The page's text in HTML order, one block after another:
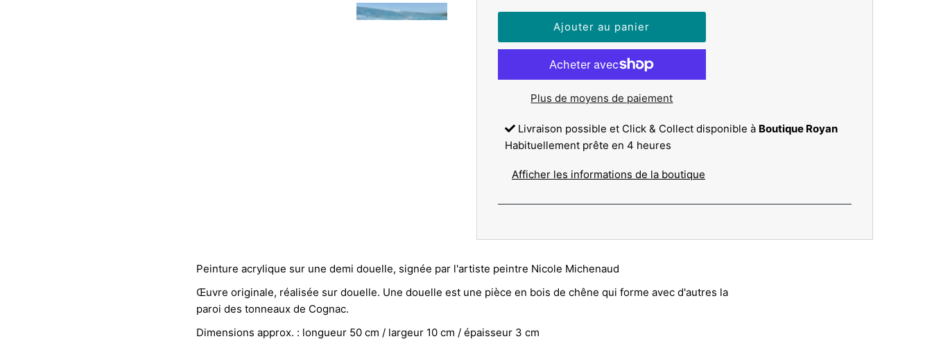
Plus de moyens de paiement
Livraison possible et Click & Collect disponible à Boutique Royan
Habituellement prête en 4 heures
Afficher les informations de la boutique
Peinture acrylique sur une demi douelle, signée par l'artiste peintre Nicole Michenaud
Œuvre originale, réalisée sur douelle. Une douelle est une pièce en bois de chêne qui forme avec d'autres la
paroi des tonneaux de Cognac.
Dimensions approx. : longueur 50 cm / largeur 10 cm / épaisseur 3 cm